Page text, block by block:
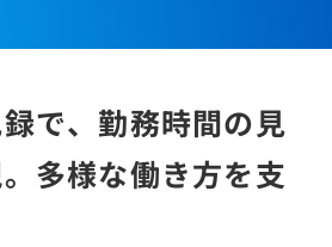
で、勤務時間の見
多様な働き方を支